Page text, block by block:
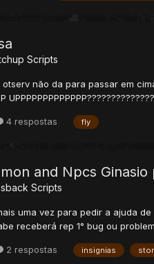
Scripts
não da para passar em
4 respostas fly
and Npcs
Scripts
uma vez para pedir a ajuda
receberá rep 1° bug ou
2 respostas insignias